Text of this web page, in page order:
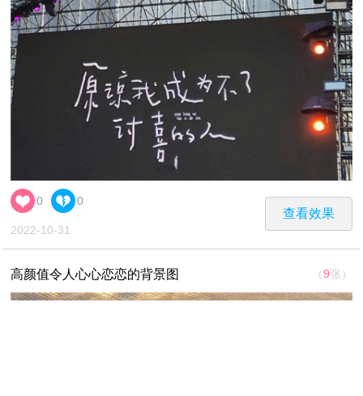
查看效果
0 0
2022-10-31
（9张）
高颜值令人心心恋恋的背景图